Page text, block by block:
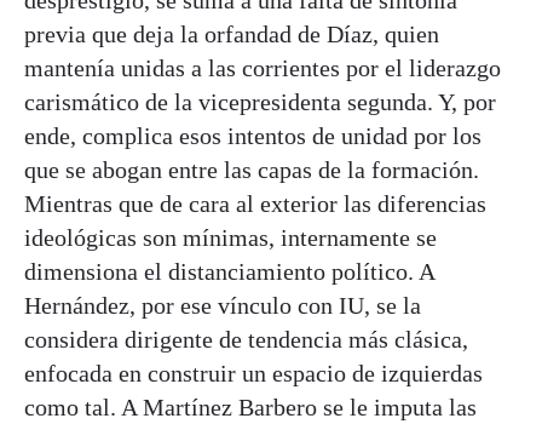
previa que deja la orfandad de Díaz, quien
mantenía unidas a las corrientes por el liderazgo
carismático de la vicepresidenta segunda. Y, por
ende, complica esos intentos de unidad por los
que se abogan entre las capas de la formación.
Mientras que de cara al exterior las diferencias
ideológicas son mínimas, internamente se
dimensiona el distanciamiento político. A
Hernández, por ese vínculo con IU, se la
considera dirigente de tendencia más clásica,
enfocada en construir un espacio de izquierdas
como tal. A Martínez Barbero se le imputa las